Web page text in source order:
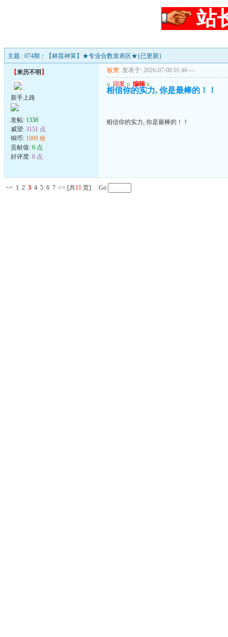
站
主题 : 074期：【林苗神算】★专业合数发表区★{已更新}
【来历不明 】
新手上路
发帖: 1338
威望: 3151 点
铜币: 1009 枚
贡献值: 0 点
好评度: 0 点
板凳 发表于: 2026-07-08 01:46 ---
u 回复 u 编辑 u
相信你的实力, 你是最棒的！！
相信你的实力, 你是最棒的！！
<< 1 2 3 4 5 6 7 >> [共11 页] Go